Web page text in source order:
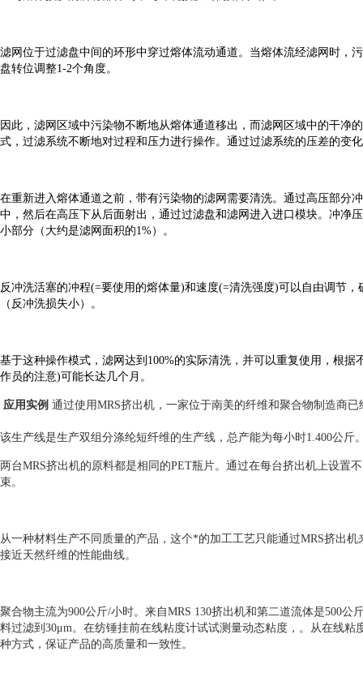
滤网位于过滤盘中间的环形中穿过熔体流动通道。当熔体流经滤网时，
盘转位调整1-2个角度。
因此，滤网区域中污染物不断地从熔体通道移出，而滤网区域中的干净
式，过滤系统不断地对过程和压力进行操作。通过过滤系统的压差的变
在重新进入熔体通道之前，带有污染物的滤网需要清洗。通过高压部分
中，然后在高压下从后面射出，通过过滤盘和滤网进入进口模块。冲净
小部分（大约是滤网面积的1%）。
反冲洗活塞的冲程(=要使用的熔体量)和速度(=清洗强度)可以自由调节，
（反冲洗损失小）。
基于这种操作模式，滤网达到 100%的实际清洗，并可以重复使用，根据
作员的注意)可能长达几个月。
应用实例 通过使用MRS挤出机，一家位于南美的纤维和聚合物制造商
该生产线是生产双组分涤纶短纤维的生产线，总产能为每小时1.400公斤
两台MRS挤出机的原料都是相同的PET瓶片。通过在每台挤出机上设置
束。
从一种材料生产不同质量的产品，这个*的加工工艺只能通过MRS挤出
接近天然纤维的性能曲线。
聚合物主流为900公斤/小时。来自MRS 130挤出机和第二道流体是500公
料过滤到30μm。在纺锤挂前在线粘度计试试测量动态粘度，。从在线
种方式，保证产品的高质量和一致性。